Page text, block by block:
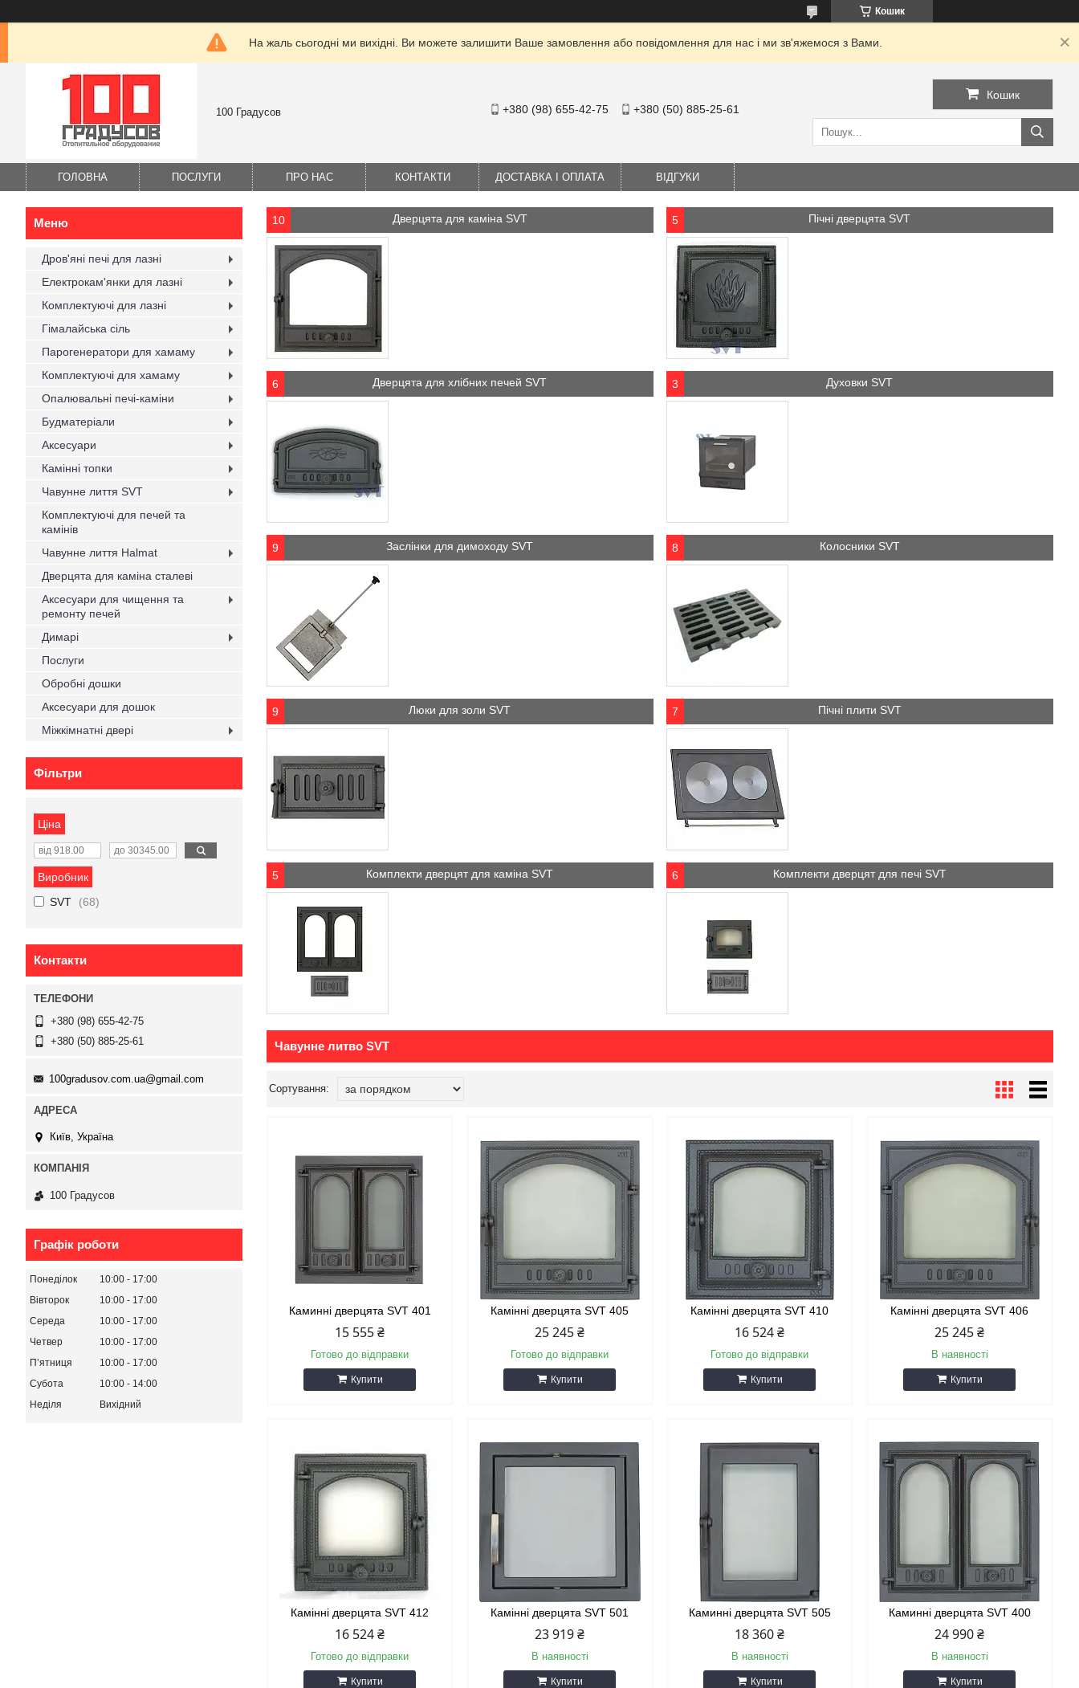
Кошик
На жаль сьогодні ми вихідні. Ви можете залишити Ваше замовлення або повідомлення для нас і ми зв'яжемося з Вами.
100 Градусов +380 (98) 655-42-75 +380 (50) 885-25-61
Кошик
ГОЛОВНА ПОСЛУГИ ПРО НАС КОНТАКТИ ДОСТАВКА І ОПЛАТА ВІДГУКИ
Дверцята для каміна SVT
10 Пічні дверцята SVT
5
Дверцята для хлібних печей SVT
6 Духовки SVT
3
Заслінки для димоходу SVT
9 Колосники SVT
8
Люки для золи SVT
9 Пічні плити SVT
7
Комплекти дверцят для каміна SVT
5 Комплекти дверцят для печі SVT
6
Чавунне литво SVT
Каминні дверцята SVT 401
15 555 ₴
Готово до відправки
Купити
Камінні дверцята SVT 405
25 245 ₴
Готово до відправки
Купити
Камінні дверцята SVT 410
16 524 ₴
Готово до відправки
Купити
Камінні дверцята SVT 406
25 245 ₴
В наявності
Купити
Камінні дверцята SVT 412
16 524 ₴
Готово до відправки
Купити
Камінні дверцята SVT 501
23 919 ₴
В наявності
Купити
Каминні дверцята SVT 505
18 360 ₴
В наявності
Купити
Каминні дверцята SVT 400
24 990 ₴
В наявності
Купити
Дров'яні печі для лазні
Електрокам'янки для лазні
Комплектуючі для лазні
Гімалайська сіль
Парогенератори для хамаму
Комплектуючі для хамаму
Опалювальні печі-каміни
Будматеріали
Аксесуари
Камінні топки
Чавунне лиття SVT
Комплектуючі для печей та
камінів
Чавунне лиття Halmat
Дверцята для каміна сталеві
Аксесуари для чищення та
ремонту печей
Димарі
Послуги
Обробні дошки
Аксесуари для дошок
Міжкімнатні двері
Фільтри
Ціна
Виробник
SVT
68
Контакти
+380 (98) 655-42-75
+380 (50) 885-25-61
100gradusov.com.ua@gmail.com
Київ, Україна
100 Градусов
Графік роботи
Понеділок 10:00
17:00
Вівторок
10:00
17:00
Середа
10:00
17:00
Четвер
10:00
17:00
Пʼятниця
10:00
17:00
Субота
10:00
14:00
Неділя
Вихідний